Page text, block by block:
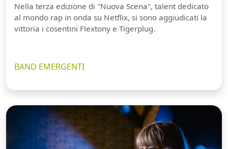
Nella terza edizione di "Nuova Scena", talent dedicato
al mondo rap in onda su Netflix, si sono aggiudicati la
vittoria i cosentini Flextony e Tigerplug.
BAND EMERGENTI